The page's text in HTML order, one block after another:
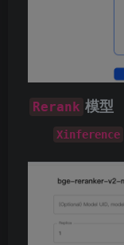
Rerank 模型
Xinference